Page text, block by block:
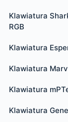
Klawiatura
RGB
Klawiatura
Klawiatura
Klawiatura
Klawiatura